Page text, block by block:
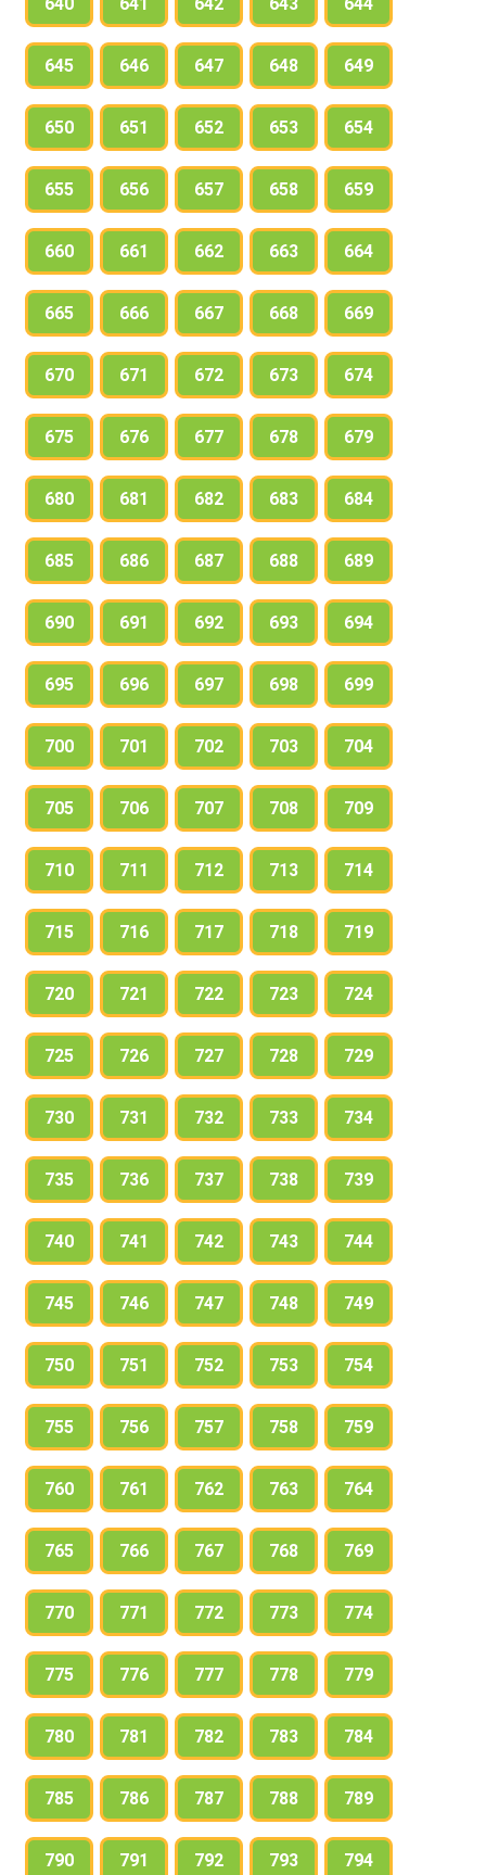
645 646 647 648 649
650 651 652 653 654
655 656 657 658 659
660 661 662 663 664
665 666 667 668 669
670 671 672 673 674
675 676 677 678 679
680 681 682 683 684
685 686 687 688 689
690 691 692 693 694
695 696 697 698 699
700 701 702 703 704
705 706 707 708 709
710 711 712 713 714
715 716 717 718 719
720 721 722 723 724
725 726 727 728 729
730 731 732 733 734
735 736 737 738 739
740 741 742 743 744
745 746 747 748 749
750 751 752 753 754
755 756 757 758 759
760 761 762 763 764
765 766 767 768 769
770 771 772 773 774
775 776 777 778 779
780 781 782 783 784
785 786 787 788 789
790 791 792 793 794